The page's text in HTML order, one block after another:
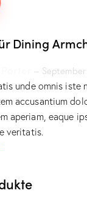
Dining
Porter–
unde omnis iste
accusantium
aperiam, eaque
veritatis.